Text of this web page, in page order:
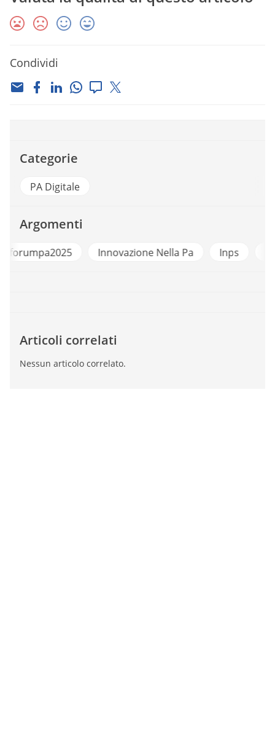
Condividi
Categorie
PA Digitale
Argomenti
Innovazione Nella Pa Inps Intelligenza
Articoli correlati
Nessun articolo correlato.